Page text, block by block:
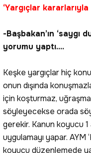
‘Yargıçlar
-Başbakan’ın ‘saygı
yorumu yaptı....
Keşke yargıçlar hiç
onun dışında
için koşturmaz,
söyleyecekse orada
gerekir. Kanun koyucu
uygulamayı yapar. AYM
koyucu düzenlemede